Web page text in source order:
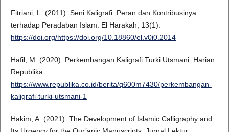
Fitriani, L. (2011). Seni Kaligrafi: Peran dan Kontribusinya
terhadap Peradaban Islam. El Harakah, 13(1).
https://doi.org/https://doi.org/10.18860/el.v0i0.2014
Hafil, M. (2020). Perkembangan Kaligrafi Turki Utsmani. Harian
Republika.
https://www.republika.co.id/berita/q600m7430/perkembangan-
kaligrafi-turki-utsmani-1
Hakim, A. (2021). The Development of Islamic Calligraphy and